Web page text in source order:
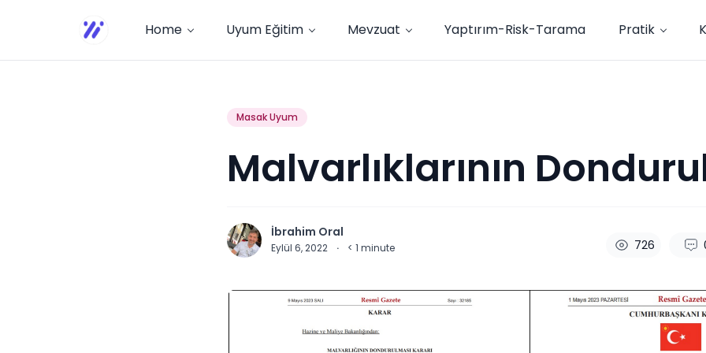
Home Uyum Eğitim Mevzuat Yaptırım-Risk-Tarama Pratik
Masak Uyum
Malvarlıklarının
İbrahim Oral
Eylül 6, 2022 · < 1 minute 726